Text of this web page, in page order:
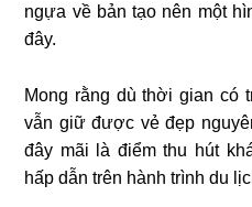
ngựa về bản tạo nên một
đây.
Mong rằng dù thời gian có
vẫn giữ được vẻ đẹp
đây mãi là điểm thu hút
hấp dẫn trên hành trình du